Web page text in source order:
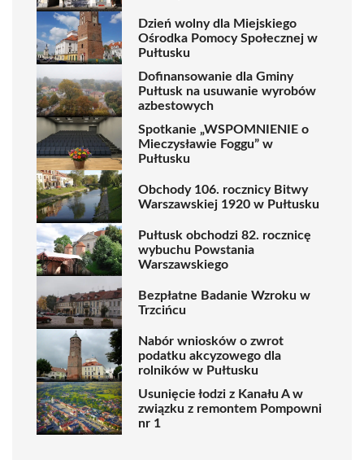
Dzień wolny dla Miejskiego
Ośrodka Pomocy Społecznej w
Pułtusku
Dofinansowanie dla Gminy
Pułtusk na usuwanie wyrobów
azbestowych
Spotkanie „WSPOMNIENIE o
Mieczysławie Foggu” w
Pułtusku
Obchody 106. rocznicy Bitwy
Warszawskiej 1920 w Pułtusku
Pułtusk obchodzi 82. rocznicę
wybuchu Powstania
Warszawskiego
Bezpłatne Badanie Wzroku w
Trzcińcu
Nabór wniosków o zwrot
podatku akcyzowego dla
rolników w Pułtusku
Usunięcie łodzi z Kanału A w
związku z remontem Pompowni
nr 1